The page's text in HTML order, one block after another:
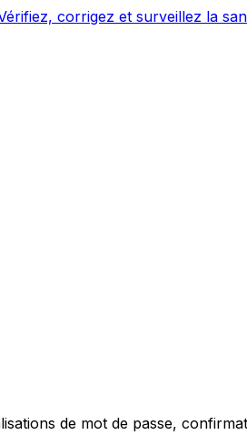
corrigez et surveillez la
de mot de passe,